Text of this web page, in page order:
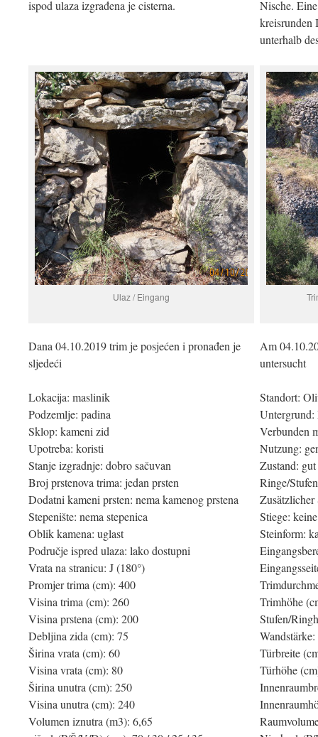
ispod ulaza izgrađena je cisterna.
Nische.
kreisrunden
unterhalb
Ulaz / Eingang
Dana 04.10.2019 trim je posjećen i pronađen je
sljedeći
Lokacija: maslinik
Podzemlje: padina
Sklop: kameni zid
Upotreba: koristi
Stanje izgradnje: dobro sačuvan
Broj prstenova trima: jedan prsten
Dodatni kameni prsten: nema kamenog prstena
Stepenište: nema stepenica
Oblik kamena: uglast
Područje ispred ulaza: lako dostupni
Vrata na stranicu: J (180°)
Promjer trima (cm): 400
Visina trima (cm): 260
Visina prstena (cm): 200
Debljina zida (cm): 75
Širina vrata (cm): 60
Visina vrata (cm): 80
Širina unutra (cm): 250
Visina unutra (cm): 240
Volumen iznutra (m3): 6,65
Am
untersucht
Standort:
Untergrund:
Verbunden
Nutzung:
Zustand:
Ringe/
Stiege:
Steinform:
Trimhöhe
Stufen/
Türbreite
Türhöhe